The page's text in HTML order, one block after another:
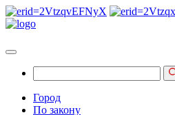
Город
По закону